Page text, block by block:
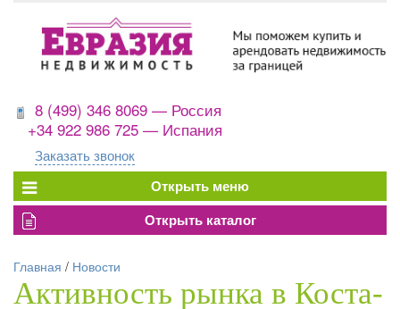
8 (499) 346 8069 — Россия
+34 922 986 725 — Испания
Заказать звонок
Главная / Новости
Активность рынка в Коста-